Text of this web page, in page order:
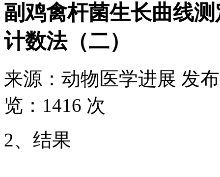
副鸡禽杆菌生长曲线
计数法（二）
来源： 动物医学进展 发
览： 1416 次
2、结果